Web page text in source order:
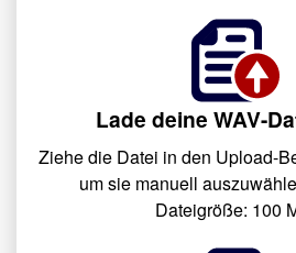
Lade deine WAV-
Ziehe die Datei in den Upload-
um sie manuell
Dateigröße: 100